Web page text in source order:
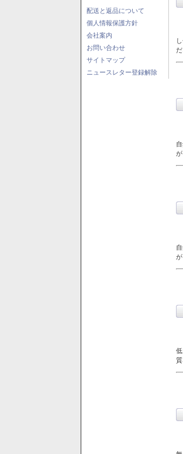
配送と返品について
個人情報保護方針
会社案内
お問い合わせ
サイトマップ
ニュースレター登録解除
だ
が
が